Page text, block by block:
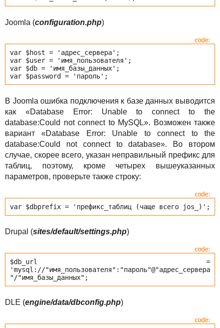
Joomla (configuration.php)
var $host = 'адрес_сервера';
var $user = 'имя_пользователя';
var $db = 'имя_базы_данных';
var $password = 'пароль';
В Joomla ошибка подключения к базе данных выводится
как «Database Error: Unable to connect to the
database:Could not connect to MySQL». Возможен также
вариант «Database Error: Unable to connect to the
database:Could not connect to database». Во втором
случае, скорее всего, указан неправильный префикс для
таблиц, поэтому, кроме четырех вышеуказанных
параметров, проверьте также строку:
var $dbprefix = 'префикс_таблиц (чаще всего jos_)';
Drupal (sites/default/settings.php)
$db_url =
'mysql://"имя_пользователя":"пароль"@"адрес_сервера
"/"имя_базы_данных";
DLE (engine/data/dbconfig.php)